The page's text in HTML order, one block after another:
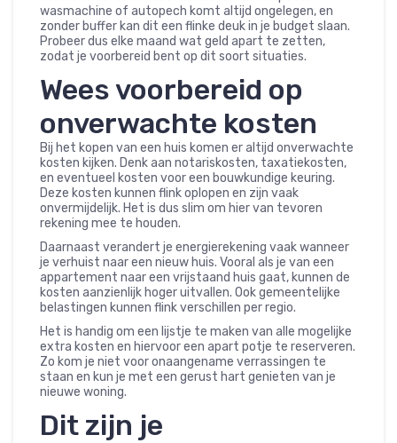
wasmachine of autopech komt altijd ongelegen, en
zonder buffer kan dit een flinke deuk in je budget slaan.
Probeer dus elke maand wat geld apart te zetten,
zodat je voorbereid bent op dit soort situaties.
Wees voorbereid op
onverwachte kosten
Bij het kopen van een huis komen er altijd onverwachte
kosten kijken. Denk aan notariskosten, taxatiekosten,
en eventueel kosten voor een bouwkundige keuring.
Deze kosten kunnen flink oplopen en zijn vaak
onvermijdelijk. Het is dus slim om hier van tevoren
rekening mee te houden.
Daarnaast verandert je energierekening vaak wanneer
je verhuist naar een nieuw huis. Vooral als je van een
appartement naar een vrijstaand huis gaat, kunnen de
kosten aanzienlijk hoger uitvallen. Ook gemeentelijke
belastingen kunnen flink verschillen per regio.
Het is handig om een lijstje te maken van alle mogelijke
extra kosten en hiervoor een apart potje te reserveren.
Zo kom je niet voor onaangename verrassingen te
staan en kun je met een gerust hart genieten van je
nieuwe woning.
Dit zijn je